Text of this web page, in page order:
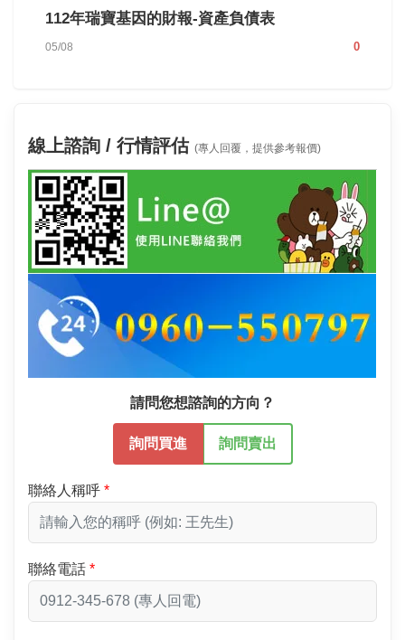
112年瑞寶基因的財報-資產負債表
05/08 0
線上諮詢 / 行情評估 (專人回覆，提供參考報價)
請問您想諮詢的方向？
詢問買進 詢問賣出
聯絡人稱呼
聯絡電話